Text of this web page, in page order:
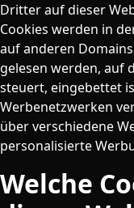
Dritter auf dieser
Cookies werden in
auf anderen
gelesen werden, auf
steuert, eingebettet
Werbenetzwerken
über verschiedene
personalisierte
Welche